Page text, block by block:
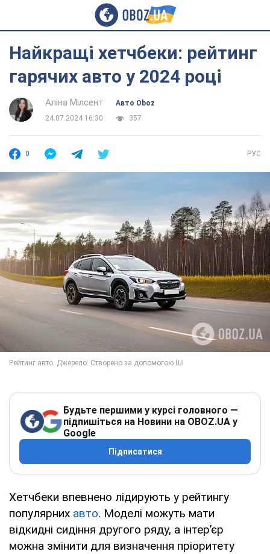
Найкращі хетчбеки: рейтинг
гарячих авто у 2024 році
Аліна Мілсент
Авто Oboz
24.07.2024 16:30
357
0 РУС
Будьте першими у курсі головного —
підпишіться на Новини на OBOZ.UA у
Google
Підписатися
Хетчбеки впевнено лідирують у рейтингу
популярних авто. Моделі можуть мати
відкидні сидіння другого ряду, а інтер’єр
можна змінити для визначення пріоритету